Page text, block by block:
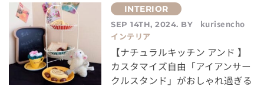
SEP 14TH, 2024. BY
kurisencho
インテリア
【ナチュラルキッチン アンド 】
カスタマイズ自由「アイアンサー
クルスタンド」がおしゃれ過ぎる